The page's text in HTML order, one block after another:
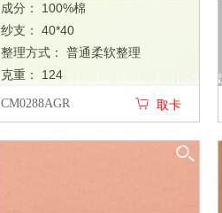
成分： 100%棉
纱支： 40*40
整理方式： 普通柔软整理
克重： 124
CM0288AGR 取卡